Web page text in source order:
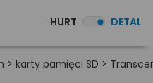
HURT DETAL
> karty pamięci SD >